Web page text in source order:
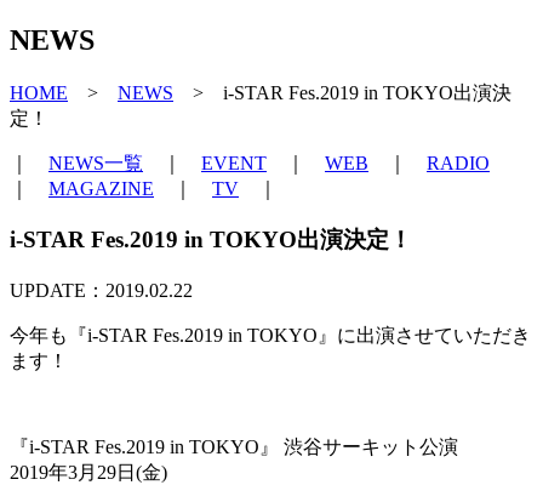
NEWS
HOME > NEWS > i-STAR Fes.2019 in TOKYO出演決
定！
NEWS一覧 EVENT WEB
RADIO
MAGAZINE TV
i-STAR Fes.2019 in TOKYO出演決定！
UPDATE：2019.02.22
今年も『i-STAR Fes.2019 in TOKYO』に出演させていただき
ます！
『i-STAR Fes.2019 in TOKYO』 渋谷サーキット公演
2019年3月29日(金)